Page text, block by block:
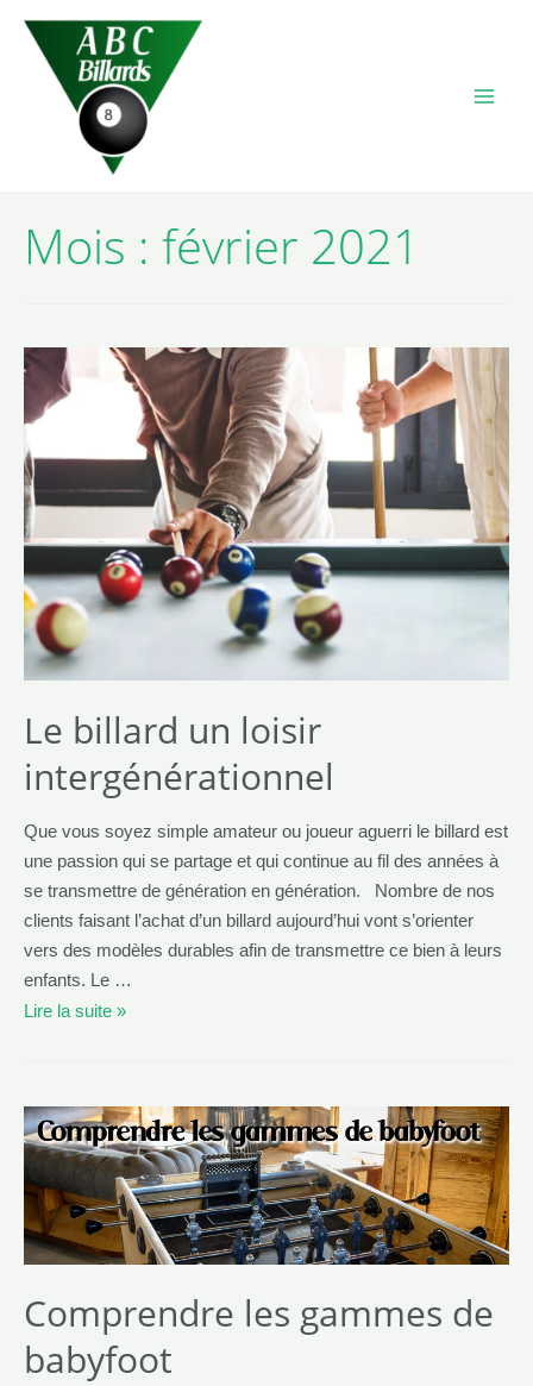
Mois : février 2021
Le billard un loisir
intergénérationnel
Que vous soyez simple amateur ou joueur aguerri le billard est
une passion qui se partage et qui continue au fil des années à
se transmettre de génération en génération. Nombre de nos
clients faisant l’achat d’un billard aujourd’hui vont s’orienter
vers des modèles durables afin de transmettre ce bien à leurs
enfants. Le …
Lire la suite »
Comprendre les gammes de
babyfoot